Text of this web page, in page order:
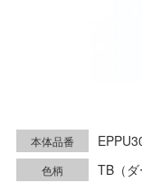
本体品番
色柄 TB（ダ